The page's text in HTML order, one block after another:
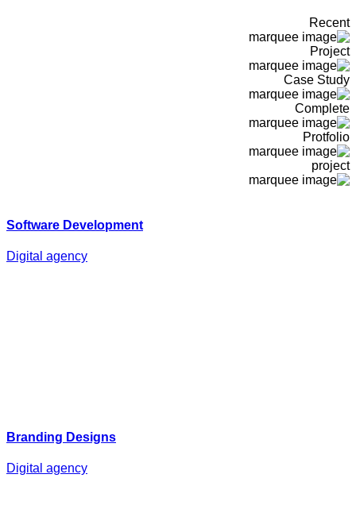
Recent
Project
Case Study
Complete
Protfolio
project
Software Development
Digital agency
Branding Designs
Digital agency